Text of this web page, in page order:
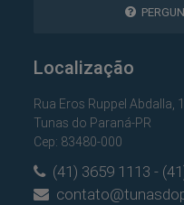
Localização
Rua Eros Ruppel Abdalla,
Tunas do Paraná-PR
Cep: 83480-000
(41) 3659 1113 -